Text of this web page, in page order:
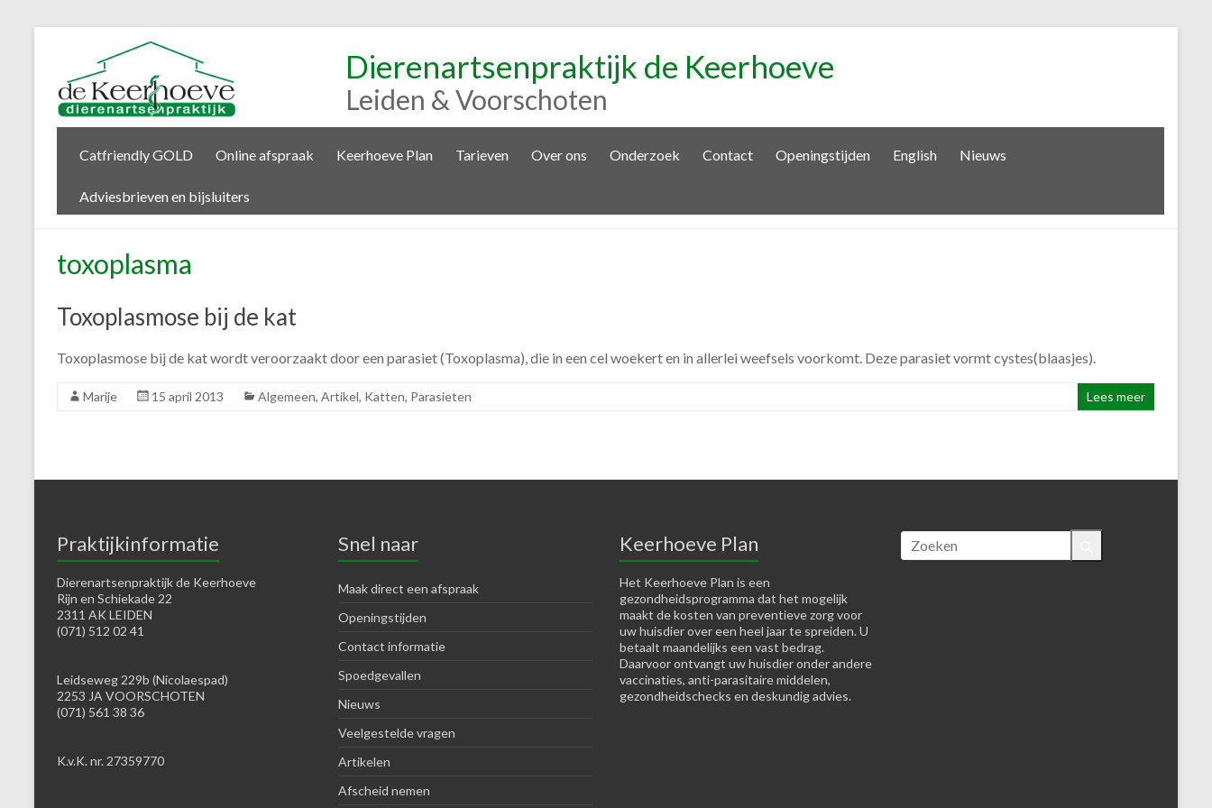
Dierenartsenpraktijk de Keerhoeve
Leiden & Voorschoten
Catfriendly GOLD Online afspraak Keerhoeve Plan Tarieven Over ons Onderzoek Contact Openingstijden English Nieuws
Adviesbrieven en bijsluiters
toxoplasma
Toxoplasmose bij de kat
Toxoplasmose bij de kat wordt veroorzaakt door een parasiet (Toxoplasma), die in een cel woekert en in allerlei weefsels voorkomt. Deze parasiet vormt cystes(blaasjes).
Marije 15 april 2013 Algemeen, Artikel, Katten, Parasieten Lees meer
Praktijkinformatie
Dierenartsenpraktijk de Keerhoeve
Rijn en Schiekade 22
2311 AK LEIDEN
(071) 512 02 41
Leidseweg 229b (Nicolaespad)
2253 JA VOORSCHOTEN
(071) 561 38 36
K.v.K. nr. 27359770
Snel naar
Maak direct een afspraak
Openingstijden
Contact informatie
Spoedgevallen
Nieuws
Veelgestelde vragen
Artikelen
Afscheid nemen
Keerhoeve Plan
Het Keerhoeve Plan is een
gezondheidsprogramma dat het mogelijk
maakt de kosten van preventieve zorg voor
uw huisdier over een heel jaar te spreiden. U
betaalt maandelijks een vast bedrag.
Daarvoor ontvangt uw huisdier onder andere
vaccinaties, anti-parasitaire middelen,
gezondheidschecks en deskundig advies.